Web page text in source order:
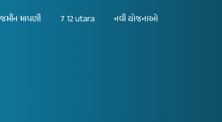
જમીન માપણી 7 12 utara નવી યોજનાઓ